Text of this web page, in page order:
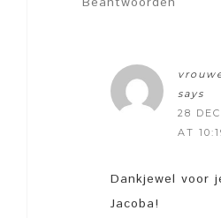
says
28
AT
Dankjewel voor
Jacoba!